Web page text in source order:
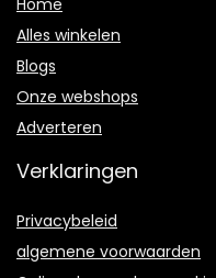
Alles winkelen
Blogs
Onze webshops
Adverteren
Verklaringen
Privacybeleid
algemene voorwaarden